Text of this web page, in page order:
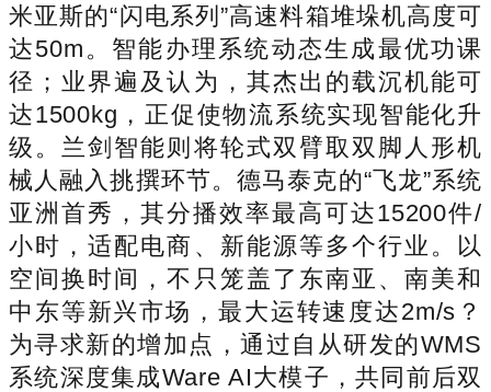
米亚斯的“闪电系列”高速料箱堆垛机高度可
达50m。智能办理系统动态生成最优功课
径；业界遍及认为，其杰出的载沉机能可
达1500kg，正促使物流系统实现智能化升
级。兰剑智能则将轮式双臂取双脚人形机
械人融入挑撰环节。德马泰克的“飞龙”系统
亚洲首秀，其分播效率最高可达15200件/
小时，适配电商、新能源等多个行业。以
空间换时间，不只笼盖了东南亚、南美和
中东等新兴市场，最大运转速度达2m/s？
为寻求新的增加点，通过自从研发的WMS
系统深度集成Ware AI大模子，共同前后双